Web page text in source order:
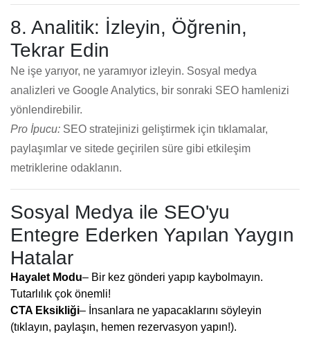
8. Analitik: İzleyin, Öğrenin,
Tekrar Edin
Ne işe yarıyor, ne yaramıyor izleyin. Sosyal medya
analizleri ve Google Analytics, bir sonraki SEO hamlenizi
yönlendirebilir.
Pro İpucu: SEO stratejinizi geliştirmek için tıklamalar,
paylaşımlar ve sitede geçirilen süre gibi etkileşim
metriklerine odaklanın.
Sosyal Medya ile SEO'yu
Entegre Ederken Yapılan Yaygın
Hatalar
Hayalet Modu– Bir kez gönderi yapıp kaybolmayın.
Tutarlılık çok önemli!
CTA Eksikliği– İnsanlara ne yapacaklarını söyleyin
(tıklayın, paylaşın, hemen rezervasyon yapın!).